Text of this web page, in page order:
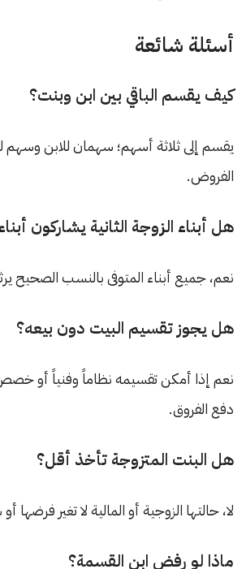
أسئلة شائعة
كيف يقسم الباقي بين ابن وبنت؟
يقسم إلى ثلاثة أسهم؛ سهمان للابن وسهم
الفروض.
هل أبناء الزوجة الثانية يشاركون
نعم، جميع أبناء المتوفى بالنسب الصحيح
هل يجوز تقسيم البيت دون بيعه؟
نعم إذا أمكن تقسيمه نظاماً وفنياً أو
دفع الفروق.
هل البنت المتزوجة تأخذ أقل؟
لا، حالتها الزوجية أو المالية لا تغير فرضها
ماذا لو رفض ابن القسمة؟